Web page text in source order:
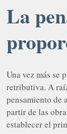
La
Una vez más se
retributiva. A
pensamiento de
partir de las
establecer el